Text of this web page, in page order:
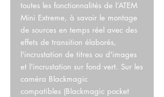
toutes les fonctionnalités de l’ATEM
Mini Extreme, à savoir le montage
de sources en temps réel avec des
effets de transition élaborés,
l'incrustation de titres ou d'images
et l'incrustation sur fond vert. Sur les
caméra Blackmagic
compatibles (Blackmagic pocket